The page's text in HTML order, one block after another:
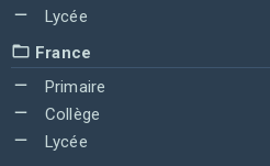
Lycée
France
Primaire
Collège
Lycée